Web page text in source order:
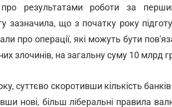
результатами роботи за
зазначила, що з початку року
про операції, які можуть бути
злочинів, на загальну суму 10 млрд
суттєво скоротивши кількість
нові, більш ліберальні правила